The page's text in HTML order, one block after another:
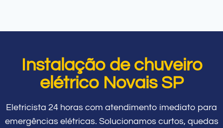
Instalação de chuveiro
elétrico Novais SP
Eletricista 24 horas com atendimento imediato para
emergências elétricas. Solucionamos curtos, quedas